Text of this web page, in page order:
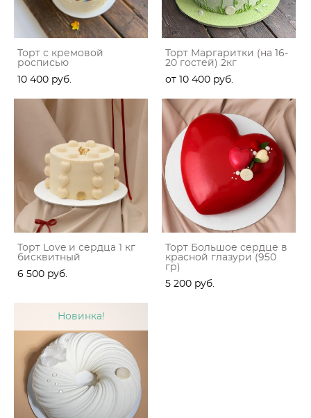
Торт с кремовой
росписью
10 400 pуб.
Торт Маргаритки (на 16-
20 гостей) 2кг
от 10 400 pуб.
Торт Love и сердца 1 кг
бисквитный
6 500 pуб.
Торт Большое сердце в
красной глазури (950
гр)
5 200 pуб.
Новинка!